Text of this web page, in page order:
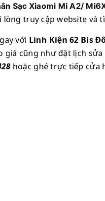
Sạc Xiaomi Mi A2/
lòng truy cập website và
với Linh Kiện 62 Bis
giá cũng như đặt lịch
hoặc ghé trực tiếp cửa